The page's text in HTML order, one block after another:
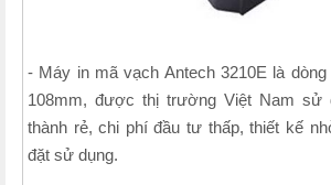
- Máy in mã vạch Antech 3210E là
108mm, được thị trường Việt Nam sử
thành rẻ, chi phí đầu tư thấp, thiết kế
đặt sử dụng.